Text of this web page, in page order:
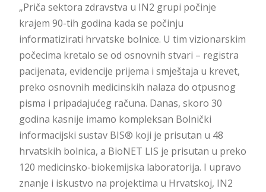
„Priča sektora zdravstva u IN2 grupi počinje
krajem 90-tih godina kada se počinju
informatizirati hrvatske bolnice. U tim vizionarskim
počecima kretalo se od osnovnih stvari – registra
pacijenata, evidencije prijema i smještaja u krevet,
preko osnovnih medicinskih nalaza do otpusnog
pisma i pripadajućeg računa. Danas, skoro 30
godina kasnije imamo kompleksan Bolnički
informacijski sustav BIS® koji je prisutan u 48
hrvatskih bolnica, a BioNET LIS je prisutan u preko
120 medicinsko-biokemijska laboratorija. I upravo
znanje i iskustvo na projektima u Hrvatskoj, IN2